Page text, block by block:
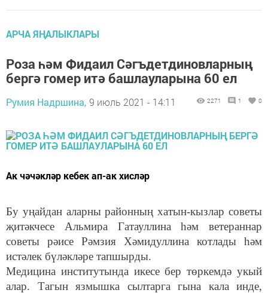
АРЧА ЯҢАЛЫКЛАРЫ
Роза һәм Фидаил Сәгъдетдиновларның
бергә гомер итә башлауларына 60 ел
Румия Надршина, 9 июль 2021 - 14:11 2271 1 0
Ак чәчәкләр кебек ап-ак хисләр
Бу уңайдан аларны районның хатын-кызлар советы
җитәкчесе Альмира Гатауллина һәм ветераннар
советы рәисе Рәмзия Хәмидуллина котлады һәм
истәлек бүләкләре тапшырды.
Медицина институтында икесе бер төркемдә укый
алар. Тагын язмышка сылтарга гына кала инде,